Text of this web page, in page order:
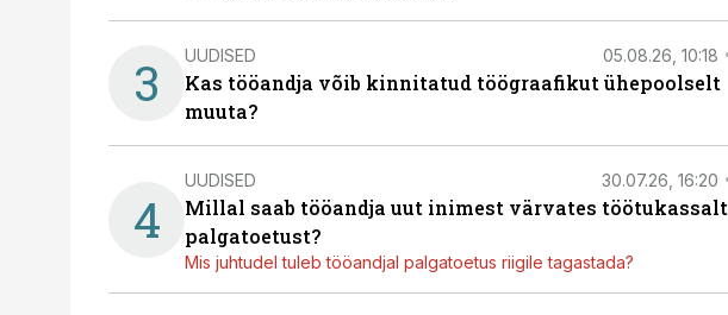
3 UUDISED 05.08.26, 10:18
Kas tööandja võib kinnitatud töögraafikut ühepoolselt
muuta?
4
UUDISED 30.07.26, 16:20
Millal saab tööandja uut inimest värvates töötukassalt
palgatoetust?
Mis juhtudel tuleb tööandjal palgatoetus riigile tagastada?